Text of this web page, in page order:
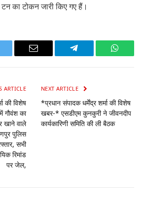
का टोकन जारी किए गए हैं।
Email Telegram
ARTICLE
की विशेष
गौवंश का
खाने वाले
पुलिस
सभी
रिमांड
पर जेल,
NEXT ARTICLE
*प्रधान संपादक धर्मेंद्र शर्मा की विशेष
खबर-* एसडीएम कुनकुरी ने जीवनदीप
कार्यकारिणी समिति की ली बैठक